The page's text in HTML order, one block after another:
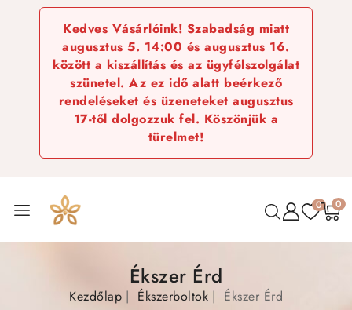
Kedves Vásárlóink! Szabadság miatt
augusztus 5. 14:00 és augusztus 16.
között a kiszállítás és az ügyfélszolgálat
szünetel. Az ez idő alatt beérkező
rendeléseket és üzeneteket augusztus
17-től dolgozzuk fel. Köszönjük a
türelmet!
0 0
Ékszer Érd
Kezdőlap Ékszerboltok Ékszer Érd